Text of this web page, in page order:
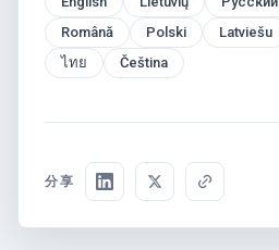
Română
Polski Latviešu
ไทย
Čeština
分享